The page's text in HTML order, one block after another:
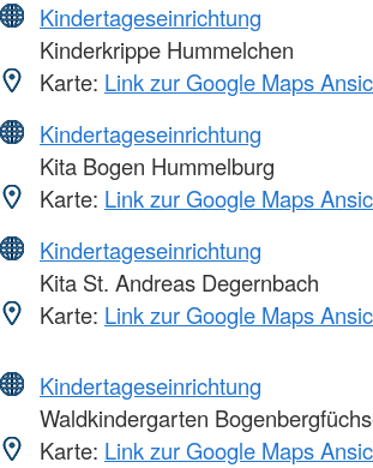
Kindertageseinrichtung
Kinderkrippe Hummelchen
Karte: Link zur Google Maps
Kindertageseinrichtung
Kita Bogen Hummelburg
Karte: Link zur Google Maps
Kindertageseinrichtung
Kita St. Andreas Degernbach
Karte: Link zur Google Maps
Kindertageseinrichtung
Waldkindergarten
Karte: Link zur Google Maps